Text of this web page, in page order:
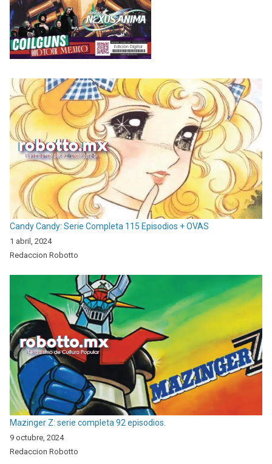
Candy Candy: Serie Completa 115 Episodios + OVAS
1 abril, 2024
Redaccion Robotto
Mazinger Z: serie completa 92 episodios.
9 octubre, 2024
Redaccion Robotto